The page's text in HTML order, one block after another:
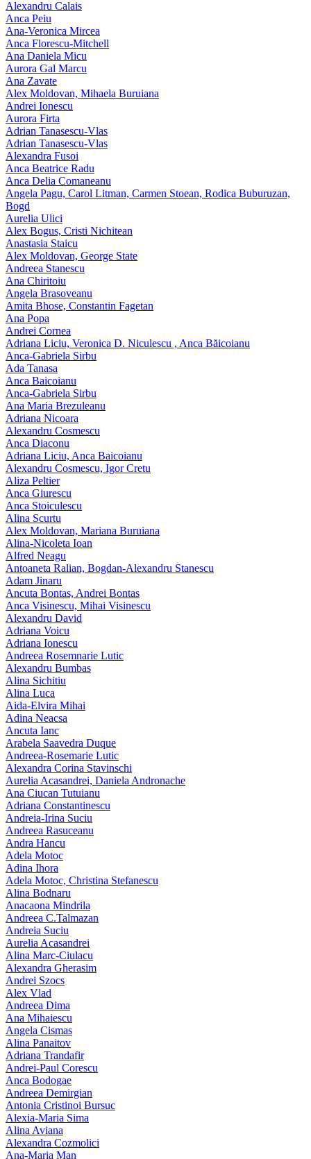
Alexandru Calais
Anca Peiu
Ana-Veronica Mircea
Anca Florescu-Mitchell
Ana Daniela Micu
Aurora Gal Marcu
Ana Zavate
Alex Moldovan, Mihaela Buruiana
Andrei Ionescu
Aurora Firta
Adrian Tanasescu‑Vlas
Adrian Tanasescu-Vlas
Alexandra Fusoi
Anca Beatrice Radu
Anca Delia Comaneanu
Angela Pagu, Carol Litman, Carmen Stoean, Rodica Buburuzan,
Bogd
Aurelia Ulici
Alex Bogus, Cristi Nichitean
Anastasia Staicu
Alex Moldovan, George State
Andreea Stanescu
Ana Chiritoiu
Angela Brasoveanu
Amita Bhose, Constantin Fagetan
Ana Popa
Andrei Cornea
Adriana Liciu, Veronica D. Niculescu , Anca Băicoianu
Anca‑Gabriela Sirbu
Ada Tanasa
Anca Baicoianu
Anca-Gabriela Sirbu
Ana Maria Brezuleanu
Adriana Nicoara
Alexandru Cosmescu
Anca Diaconu
Adriana Liciu, Anca Baicoianu
Alexandru Cosmescu, Igor Cretu
Aliza Peltier
Anca Giurescu
Anca Stoiculescu
Alina Scurtu
Alex Moldovan, Mariana Buruiana
Alina-Nicoleta Ioan
Alfred Neagu
Antoaneta Ralian, Bogdan-Alexandru Stanescu
Adam Jinaru
Ancuta Bontas, Andrei Bontas
Anca Visinescu, Mihai Visinescu
Alexandru David
Adriana Voicu
Adriana Ionescu
Andreea Rosemnarie Lutic
Alexandru Bumbas
Alina Sichitiu
Alina Luca
Aida-Elvira Mihai
Adina Neacsa
Ancuta Ianc
Arabela Saavedra Duque
Andreea-Rosemarie Lutic
Alexandra Corina Stavinschi
Aurelia Acasandrei, Daniela Andronache
Ana Ciucan Tutuianu
Adriana Constantinescu
Andreia-Irina Suciu
Andreea Rasuceanu
Andra Hancu
Adela Motoc
Adina Ihora
Adela Motoc, Christina Stefanescu
Alina Bodnaru
Anacaona Mindrila
Andreea C.Talmazan
Andreia Suciu
Aurelia Acasandrei
Alina Marc-Ciulacu
Alexandra Gherasim
Andrei Szocs
Alex Vlad
Andreea Dima
Ana Mihaiescu
Angela Cismas
Alina Panaitov
Adriana Trandafir
Andrei-Paul Corescu
Anca Bodogae
Andreea Demirgian
Antonia Cristinoi Bursuc
Alexia-Maria Sima
Alina Aviana
Alexandra Cozmolici
Ana-Maria Man